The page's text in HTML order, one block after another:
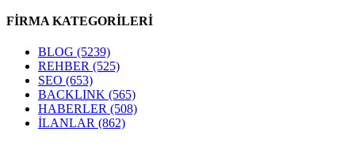
FİRMA KATEGORİLERİ
BLOG (5239)
REHBER (525)
SEO (653)
BACKLINK (565)
HABERLER (508)
İLANLAR (862)